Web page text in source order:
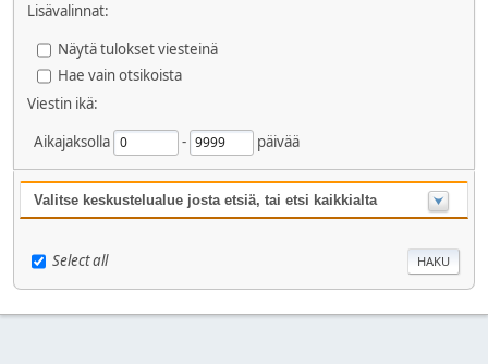
Lisävalinnat:
Näytä tulokset viesteinä
Hae vain otsikoista
Viestin ikä:
Aikajaksolla
- päivää
Valitse keskustelualue josta etsiä, tai etsi kaikkialta
Select all